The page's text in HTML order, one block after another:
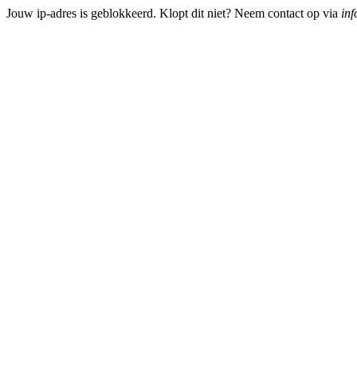
Jouw ip-adres is geblokkeerd. Klopt dit niet? Neem contact op via